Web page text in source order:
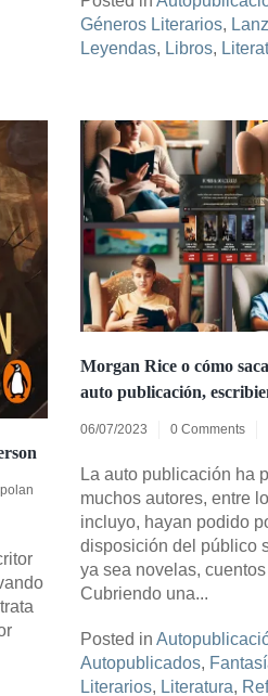
Géneros Literarios,
Leyendas, Libros,
Morgan Rice o cómo
auto publicación,
06/07/2023 0 Comments
La auto publicación ha
muchos autores, entre
incluyo, hayan podido
disposición del público
ya sea novelas,
Cubriendo una...
Posted in
Autopublicados,
Literarios, Literatura,